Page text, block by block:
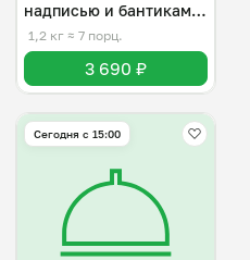
надписью и бантиками
на 6-7 человек
1,2 кг ≈ 7 порц.
3 690 ₽
Сегодня с 15:00